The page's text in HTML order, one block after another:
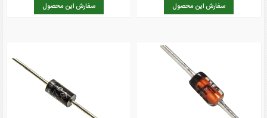
سفارش این محصول سفارش این محصول